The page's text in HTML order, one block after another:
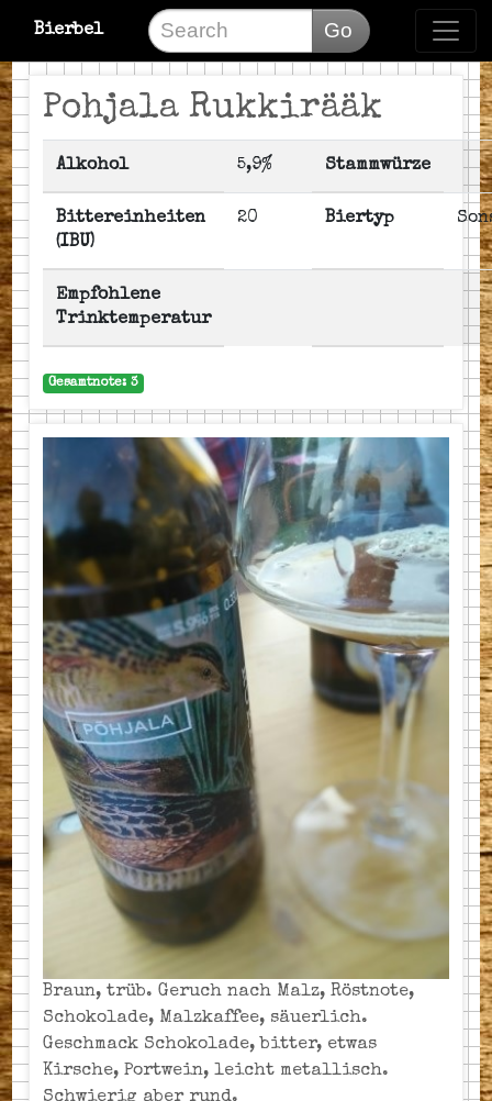
Bierbel Go
Pohjala Rukkirääk
Alkohol 5,9% Stammwürze
Bittereinheiten
(IBU)
20 Biertyp
Empfohlene
Trinktemperatur
Gesamtnote: 3
Braun, trüb. Geruch nach Malz, Röstnote,
Schokolade, Malzkaffee, säuerlich.
Geschmack Schokolade, bitter, etwas
Kirsche, Portwein, leicht metallisch.
Schwierig aber rund.